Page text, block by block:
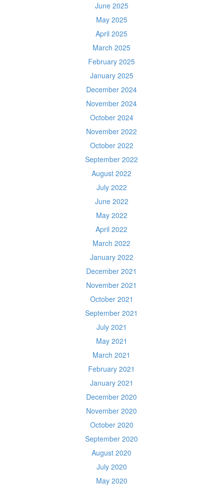
June 2025
May 2025
April 2025
March 2025
February 2025
January 2025
December 2024
November 2024
October 2024
November 2022
October 2022
September 2022
August 2022
July 2022
June 2022
May 2022
April 2022
March 2022
January 2022
December 2021
November 2021
October 2021
September 2021
July 2021
May 2021
March 2021
February 2021
January 2021
December 2020
November 2020
October 2020
September 2020
August 2020
July 2020
May 2020